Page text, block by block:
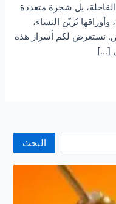
بل شجرة متعددة
تُزيّن النساء،
نستعرض لكم أسرار هذه
[…]
البحث